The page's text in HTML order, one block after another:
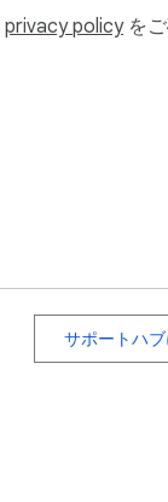
ます。
privacy policyをご
サポートハ